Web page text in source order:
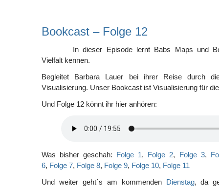
Bookcast – Folge 12
In dieser Episode lernt Babs Maps und
Vielfalt kennen.
Begleitet Barbara Lauer bei ihrer Reise durch
Visualisierung. Unser Bookcast ist Visualisierung für
Und Folge 12 könnt ihr hier anhören:
Was bisher geschah: Folge 1, Folge 2, Folge 3,
6, Folge 7, Folge 8, Folge 9, Folge 10, Folge 11
Und weiter geht´s am kommenden Dienstag, da